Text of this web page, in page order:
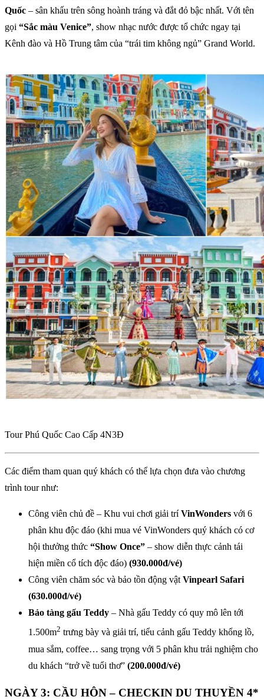
Quốc – sân khấu trên sông hoành tráng và đắt đỏ bậc nhất. Với tên
gọi “Sắc màu Venice”, show nhạc nước được tổ chức ngay tại
Kênh đào và Hồ Trung tâm của “trái tim không ngủ” Grand World.
Tour Phú Quốc Cao Cấp 4N3Đ
Các điểm tham quan quý khách có thể lựa chọn đưa vào chương
trình tour như:
Công viên chủ đề – Khu vui chơi giải tríVinWonders với 6
phân khu độc đáo (khi mua vé VinWonders quý khách có cơ
hội thưởng thức “Show Once” – show diễn thực cảnh tái
hiện miền cổ tích độc đáo) (930.000đ/vé)
Công viên chăm sóc và bảo tồn động vật Vinpearl Safari
(630.000đ/vé)
Bảo tàng gấu Teddy – Nhà gấu Teddy có quy mô lên tới
1.500m2 trưng bày và giải trí, tiểu cảnh gấu Teddy khổng lồ,
mua sắm, coffee… sang trọng với 5 phân khu trải nghiệm cho
du khách “trở về tuổi thơ” (200.000đ/vé)
NGÀY 3: CẦU HÔN – CHECKIN DU THUYỀN 4*